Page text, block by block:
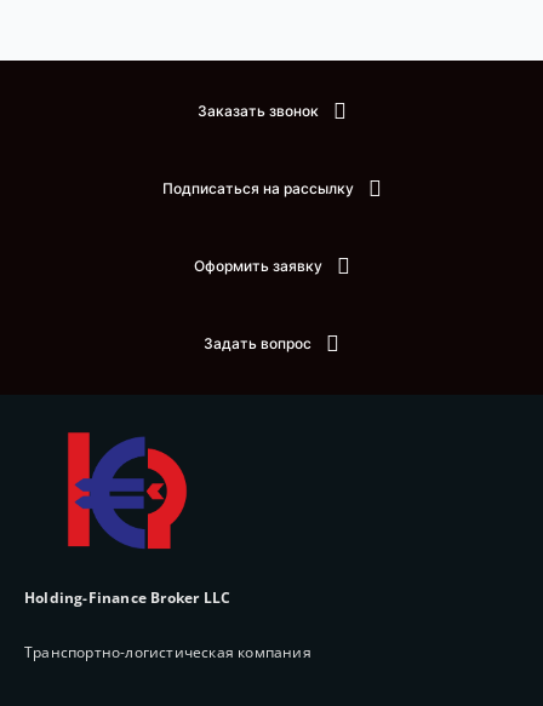
Заказать звонок
Подписаться на рассылку
Оформить заявку
Задать вопрос
Holding-Finance Broker LLC
Транспортно-логистическая компания